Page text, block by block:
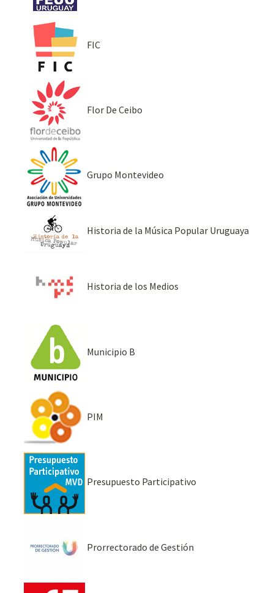
FIC
Flor De Ceibo
Grupo Montevideo
Historia de la Música Popular Uruguaya
Historia de los Medios
Municipio B
PIM
Presupuesto Participativo
Prorrectorado de Gestión